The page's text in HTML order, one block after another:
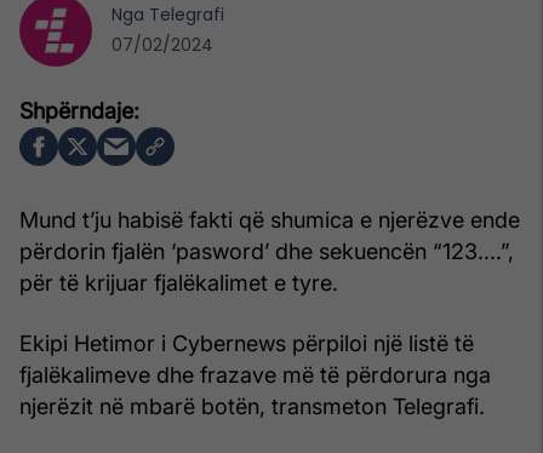
Mund t’ju habisë fakti që shumica e njerëzve ende
përdorin fjalën ‘pasword’ dhe sekuencën “123....”,
për të krijuar fjalëkalimet e tyre.
Ekipi Hetimor i Cybernews përpiloi një listë të
fjalëkalimeve dhe frazave më të përdorura nga
njerëzit në mbarë botën, transmeton Telegrafi.
Nga Telegrafi
07/02/2024